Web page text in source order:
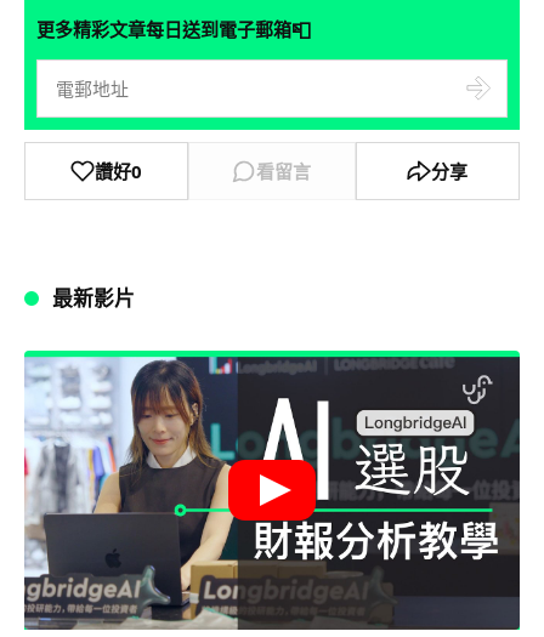
更多精彩文章每日送到電子郵箱📮
讚好0 看留言 分享
最新影片